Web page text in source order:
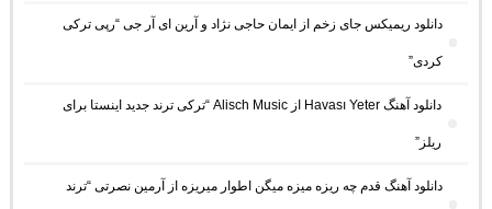
دانلود ریمیکس جای زخم از ایمان حاجی نژاد و آرین ای آر جی “رپی ترکی
کردی”
دانلود آهنگ Havası Yeter از Alisch Music “ترکی ترند جدید اینستا برای
ریلز”
دانلود آهنگ ﻗﺪم ﭼﻪ رﻳﺰه ﻣﻴﺰه ﻣﻴﮕﻦ اﻃﻮار ﻣﻴﺮﻳﺰه از آرمین نصرتی “ترند